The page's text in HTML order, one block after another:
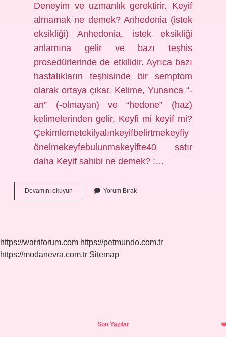
Deneyim ve uzmanlık gerektirir. Keyif
almamak ne demek? Anhedonia (istek
eksikliği) Anhedonia, istek eksikliği
anlamına gelir ve bazı teşhis
prosedürlerinde de etkilidir. Ayrıca bazı
hastalıkların teşhisinde bir semptom
olarak ortaya çıkar. Kelime, Yunanca “-
an” (-olmayan) ve “hedone” (haz)
kelimelerinden gelir. Keyfi mi keyif mi?
Çekimlemetekilyalınkeyifbelirtmekeyfiy
önelmekeyfebulunmakeyifte40 satır
daha Keyif sahibi ne demek? :…
Devamını okuyun
Insanı
Yorum Bırak
https://warriforum.com https://petmundo.com.tr
https://modanevra.com.tr Sitemap
Son Yazılar